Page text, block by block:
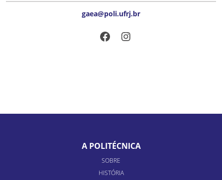
gaea@poli.ufrj.br
FacebookInstagram
A POLITÉCNICA
SOBRE
HISTÓRIA